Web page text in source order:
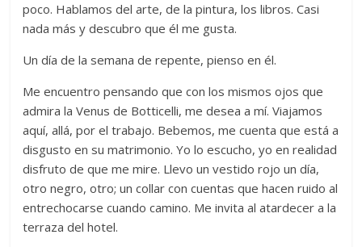
poco. Hablamos del arte, de la pintura, los libros. Casi
nada más y descubro que él me gusta.
Un día de la semana de repente, pienso en él.
Me encuentro pensando que con los mismos ojos que
admira la Venus de Botticelli, me desea a mí. Viajamos
aquí, allá, por el trabajo. Bebemos, me cuenta que está a
disgusto en su matrimonio. Yo lo escucho, yo en realidad
disfruto de que me mire. Llevo un vestido rojo un día,
otro negro, otro; un collar con cuentas que hacen ruido al
entrechocarse cuando camino. Me invita al atardecer a la
terraza del hotel.